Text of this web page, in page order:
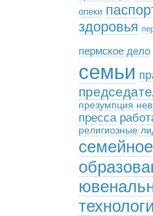
опеки
здоровья
пермское дело
семьи
презумпция
пресса
религиозные
семейное